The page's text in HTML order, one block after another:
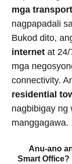
mga
nagpapadali
Bukod dito,
internet at
mga
connectivity.
residential
nagbibigay ng
manggagawa.
Anu-ano
Smart Office?